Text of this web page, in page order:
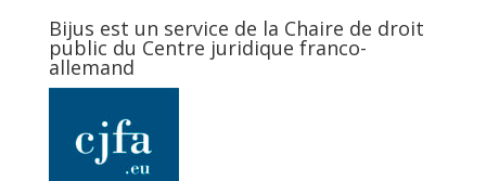
Bijus est un service de la Chaire de droit
public du Centre juridique franco-
allemand